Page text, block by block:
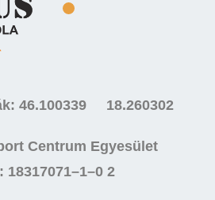
46.100339 18.260302
Centrum Egyesület
18317071–1–0 2